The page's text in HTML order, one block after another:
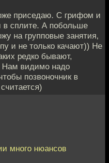
приседаю. С грифом и
в сплите. А побольше
на групповые занятия,
и не только качают)) Не
редко бывают,
Нам видимо надо
позвоночник в
много нюансов